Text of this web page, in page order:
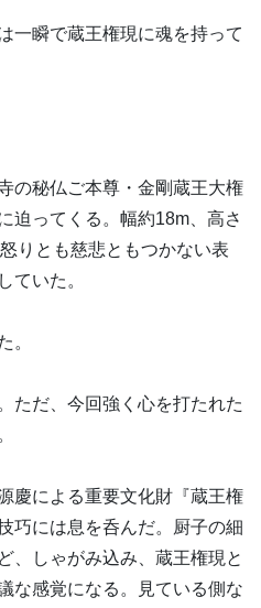
一瞬で蔵王権現に魂を持って
の秘仏ご本尊・金剛蔵王大権
迫ってくる。幅約18m、高さ
りとも慈悲ともつかない表
ていた。
。
ただ、今回強く心を打たれた
慶による重要文化財『蔵王権
巧には息を呑んだ。厨子の細
、しゃがみ込み、蔵王権現と
な感覚になる。見ている側な